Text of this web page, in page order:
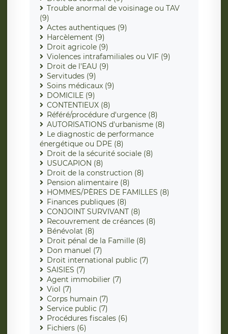
Trouble anormal de voisinage ou TAV
(9)
Actes authentiques (9)
Harcèlement (9)
Droit agricole (9)
Violences intrafamiliales ou VIF (9)
Droit de l'EAU (9)
Servitudes (9)
Soins médicaux (9)
DOMICILE (9)
CONTENTIEUX (8)
Référé/procédure d'urgence (8)
AUTORISATIONS d'urbanisme (8)
Le diagnostic de performance
énergétique ou DPE (8)
Droit de la sécurité sociale (8)
USUCAPION (8)
Droit de la construction (8)
Pension alimentaire (8)
HOMMES/PÈRES DE FAMILLES (8)
Finances publiques (8)
CONJOINT SURVIVANT (8)
Recouvrement de créances (8)
Bénévolat (8)
Droit pénal de la Famille (8)
Don manuel (7)
Droit international public (7)
SAISIES (7)
Agent immobilier (7)
Viol (7)
Corps humain (7)
Service public (7)
Procédures fiscales (6)
Fichiers (6)